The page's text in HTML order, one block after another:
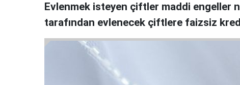
Evlenmek isteyen çiftler maddi engeller
tarafından evlenecek çiftlere faizsiz